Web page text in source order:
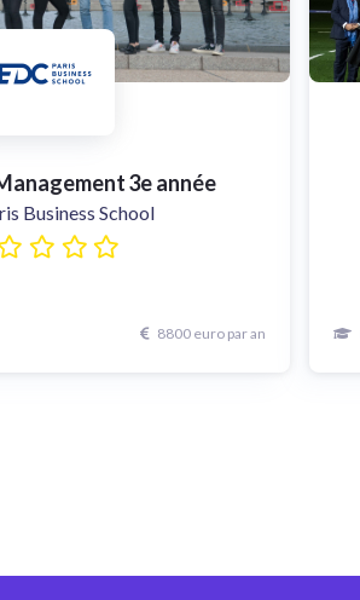
3e année
Business School
8800 euro par an